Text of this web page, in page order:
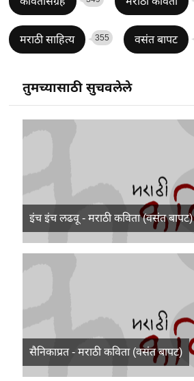
मराठी साहित्य 355 वसंत बापट
तुमच्यासाठी सुचवलेले
इंच इंच लढवू - मराठी कविता (वसंत बापट)
सैनिकाप्रत - मराठी कविता (वसंत बापट)